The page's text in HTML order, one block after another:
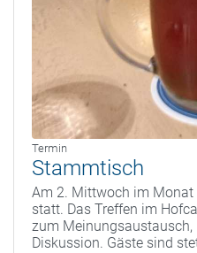
Termin
Stammtisch
Am 2. Mittwoch im
statt. Das Treffen im
zum
Diskussion. Gäste sind